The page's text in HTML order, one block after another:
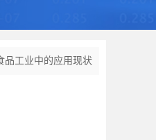
品工业中的应用现状